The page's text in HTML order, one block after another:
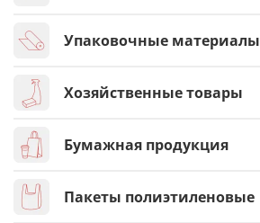
Упаковочные материалы
Хозяйственные товары
Бумажная продукция
Пакеты полиэтиленовые